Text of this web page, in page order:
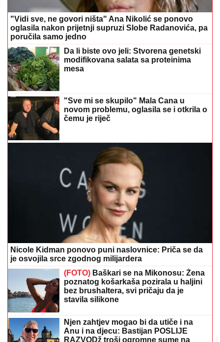
"Vidi sve, ne govori ništa" Ana Nikolić se ponovo
oglasila nakon prijetnji supruzi Slobe Radanovića, pa
poručila samo jedno
Da li biste ovo jeli: Stvorena genetski
modifikovana salata sa proteinima
mesa
"Sve mi se skupilo" Mala Cana u
novom problemu, oglasila se i otkrila o
čemu je riječ
Nicole Kidman ponovo puni naslovnice: Priča se da
je osvojila srce zgodnog milijardera
(FOTO) Baškari se na Mikonosu: Žena
poznatog košarkaša pozirala u haljini
bez brushaltera, svi pričaju da je
stavila silikone
Njen zahtjev mogao bi da utiče i na
Anu i na djecu: Bastijan POSLIJE
RAZVODž troši ogromne sume na